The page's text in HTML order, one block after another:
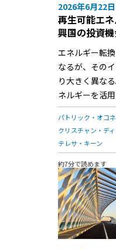
2026年6月22日
再生可能エ
興国の投資
エネルギー転
なるが、その
り大きく異な
ネルギーを活
パトリック・オコ
クリスチャン・デ
テレサ・キーン
約7分で読めます